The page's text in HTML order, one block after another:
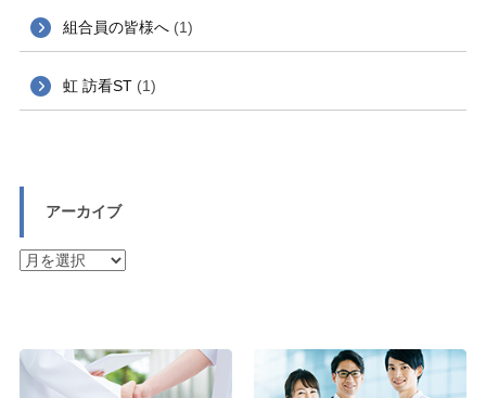
組合員の皆様へ(1)
虹 訪看ST(1)
アーカイブ